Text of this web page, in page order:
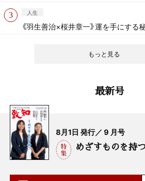
もっと見る
人生
《羽生善治×桜井章一》運を手にする
最新号
8月1日 発行／ 9 月号
めざすものを持つ